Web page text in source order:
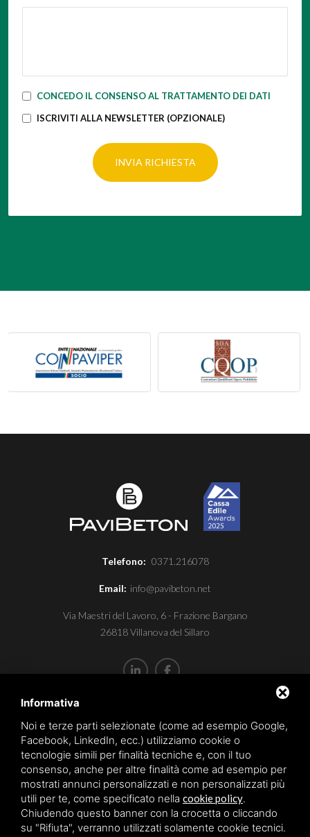
CONCEDO IL CONSENSO AL TRATTAMENTO DEI DATI
ISCRIVITI ALLA NEWSLETTER (OPZIONALE)
INVIA RICHIESTA
Telefono: 0371.216078
Email: info@pavibeton.net
Via Maestri del Lavoro, 6 - Frazione Bargano
26818 Villanova del Sillaro
Capitale sociale aziendale € 10.200,00
REA: LO-1451913
Sitemap
Privacy policy
Informativa
Noi e terze parti selezionate (come ad esempio Google,
Facebook, LinkedIn, ecc.) utilizziamo cookie o
tecnologie simili per finalità tecniche e, con il tuo
consenso, anche per altre finalità come ad esempio per
mostrati annunci personalizzati e non personalizzati più
utili per te, come specificato nella cookie policy.
Chiudendo questo banner con la crocetta o cliccando
su "Rifiuta", verranno utilizzati solamente cookie tecnici.